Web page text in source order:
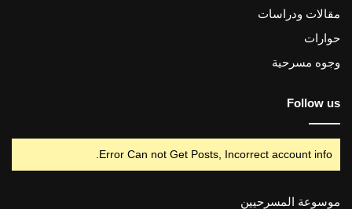
مقالات ودراسات
حوارات
وجوه مسرحية
Follow us
Error Can not Get Posts, Incorrect account info.
موسوعة المسرحيين